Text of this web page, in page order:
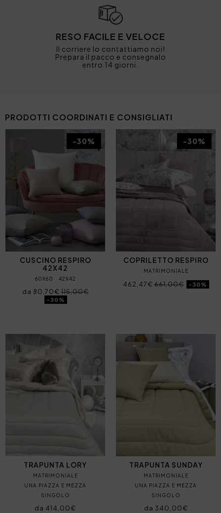
RESO FACILE E VELOCE
Il corriere lo contattiamo noi!
Prepara il pacco e consegnalo
entro 14 giorni.
PRODOTTI COORDINATI E CONSIGLIATI
CUSCINO RESPIRO
42X42
60X60 42X42
da 80,70€115,00€
-30%
-30%
COPRILETTO RESPIRO
MATRIMONIALE
462,47€661,00€ -30%
-30%
TRAPUNTA LORY
MATRIMONIALE
UNA PIAZZA E MEZZA
SINGOLO
da 414,00€
TRAPUNTA SUNDAY
MATRIMONIALE
UNA PIAZZA E MEZZA
SINGOLO
da 340,00€